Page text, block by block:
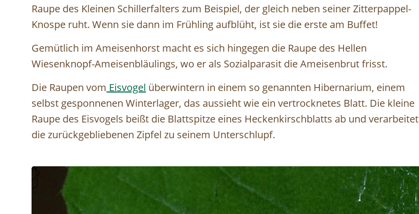
Raupe des Kleinen Schillerfalters zum Beispiel, der gleich neben seiner Zitterpappel-
Knospe ruht. Wenn sie dann im Frühling aufblüht, ist sie die erste am Buffet!
Gemütlich im Ameisenhorst macht es sich hingegen die Raupe des Hellen
Wiesenknopf-Ameisenbläulings, wo er als Sozialparasit die Ameisenbrut frisst.
Die Raupen vom Eisvogel überwintern in einem so genannten Hibernarium, einem
selbst gesponnenen Winterlager, das aussieht wie ein vertrocknetes Blatt. Die kleine
Raupe des Eisvogels beißt die Blattspitze eines Heckenkirschblatts ab und verarbeitet
die zurückgebliebenen Zipfel zu seinem Unterschlupf.
Image